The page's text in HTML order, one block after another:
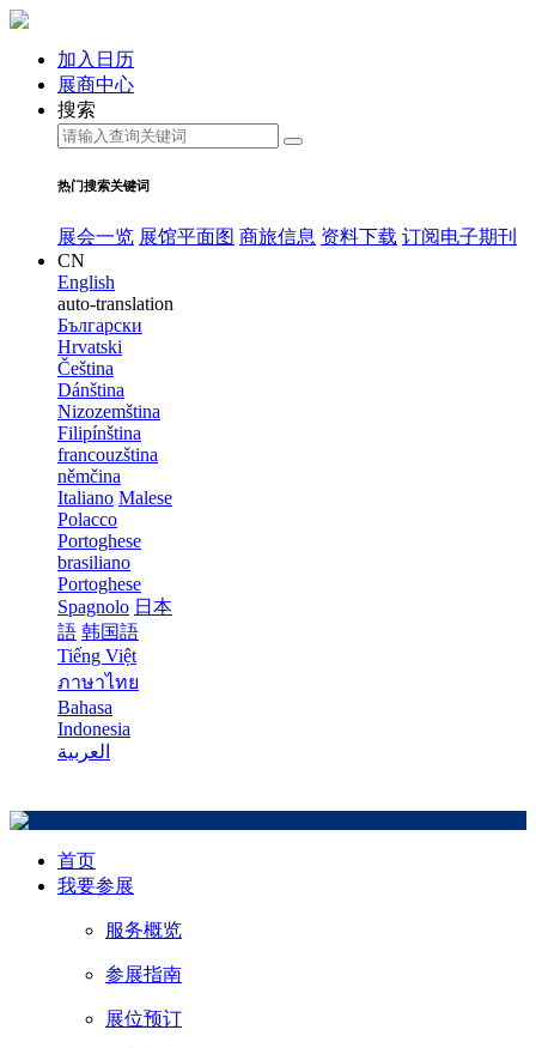
加入日历
展商中心
搜索
热门搜索关键词
展会一览 展馆平面图 商旅信息 资料下载 订阅电子期刊
CN
English
auto-translation
Български
Hrvatski
Čeština
Dánština
Nizozemština
Filipínština
francouzština
němčina
Italiano Malese
Polacco
Portoghese
brasiliano
Portoghese
Spagnolo 日本
語 韩国語
Tiếng Việt
ภาษาไทย
Bahasa
Indonesia
العربية
首页
我要参展
服务概览
参展指南
展位预订